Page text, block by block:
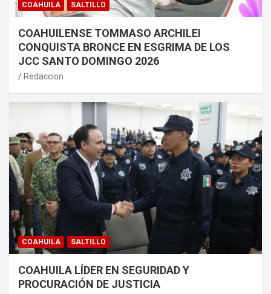
COAHUILA SALTILLO
COAHUILENSE TOMMASO ARCHILEI
CONQUISTA BRONCE EN ESGRIMA DE LOS
JCC SANTO DOMINGO 2026
Redaccion
COAHUILA SALTILLO
COAHUILA LÍDER EN SEGURIDAD Y
PROCURACIÓN DE JUSTICIA